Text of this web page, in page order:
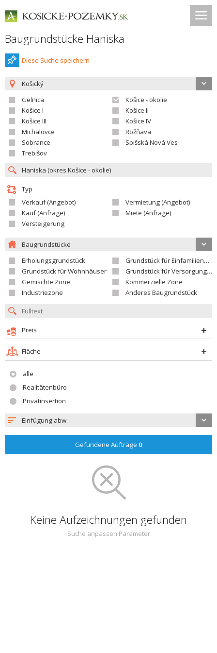
Baugrundstücke Haniska
Diese Suche speichern
Košický
Gelnica
Košice - okolie
Košice I
Košice II
Košice III
Košice IV
Michalovce
Rožňava
Sobrance
Spišská Nová Ves
Trebišov
Typ
Verkauf (Angebot)
Vermietung (Angebot)
Kauf (Anfrage)
Miete (Anfrage)
Versteigerung
Baugrundstücke
Erholungsgrundstück
Grundstück für Einfamilienhäuser
Grundstück für Wohnhäuser
Grundstück für Versorgungseinrichtungen
Gemischte Zone
Kommerzielle Zone
Industriezone
Anderes Baugrundstück
Preis
Fläche
alle
Realitätenbüro
Privatinsertion
Einfügung abw.
Gefundene Aufträge 0
Keine Aufzeichnungen gefunden
Suche anpassen Parameter